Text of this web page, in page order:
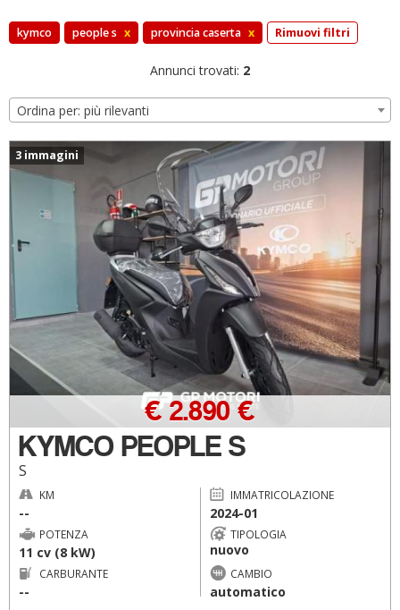
kymco people s x provincia caserta x Rimuovi filtri
Annunci trovati: 2
Ordina per: più rilevanti
3 immagini
KYMCO PEOPLE S
S
€ 2.890 €
KM
--
IMMATRICOLAZIONE
2024-01
POTENZA
11 cv (8 kW)
TIPOLOGIA
nuovo
CARBURANTE
--
CAMBIO
automatico